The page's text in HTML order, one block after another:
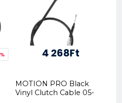
4 268Ft
MOTION PRO Black
Vinyl Clutch Cable 05-